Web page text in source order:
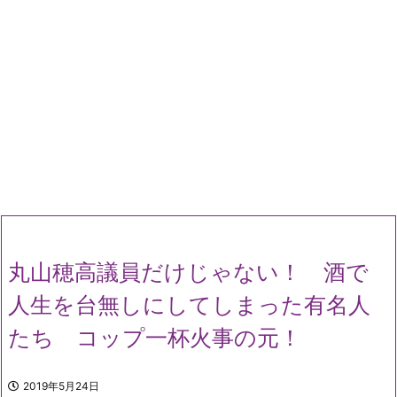
丸山穂高議員だけじゃない！ 酒で
人生を台無しにしてしまった有名人
たち コップ一杯火事の元！
2019年5月24日